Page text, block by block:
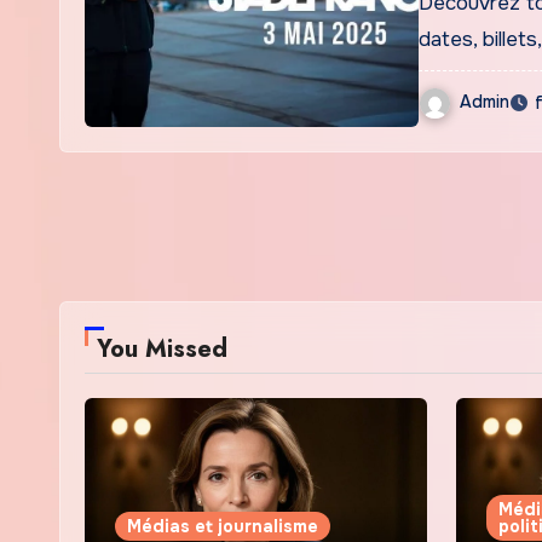
dates,
Admin
You Missed
Médias et journalisme